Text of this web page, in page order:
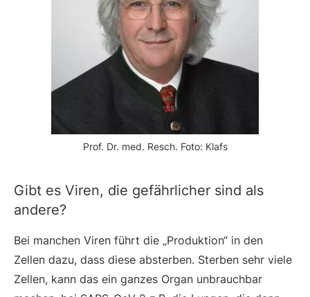
Prof. Dr. med. Resch. Foto: Klafs
Gibt es Viren, die gefährlicher sind als
andere?
Bei manchen Viren führt die „Produktion“ in den
Zellen dazu, dass diese absterben. Sterben sehr viele
Zellen, kann das ein ganzes Organ unbrauchbar